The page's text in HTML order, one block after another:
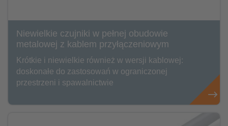
Niewielkie czujniki w pełnej obudowie
metalowej z kablem przyłączeniowym
Krótkie i niewielkie również w wersji kablowej:
doskonałe do zastosowań w ograniczonej
przestrzeni i spawalnictwie